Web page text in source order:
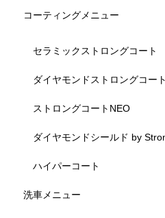
コーティングメニュー
セラミックストロングコート
ダイヤモンドストロングコー
ストロングコートNEO
ダイヤモンドシールド by
ハイパーコート
洗車メニュー